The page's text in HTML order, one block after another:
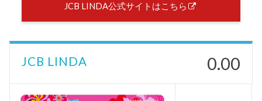
JCB LINDA公式サイトはこちら
JCB LINDA 0.00